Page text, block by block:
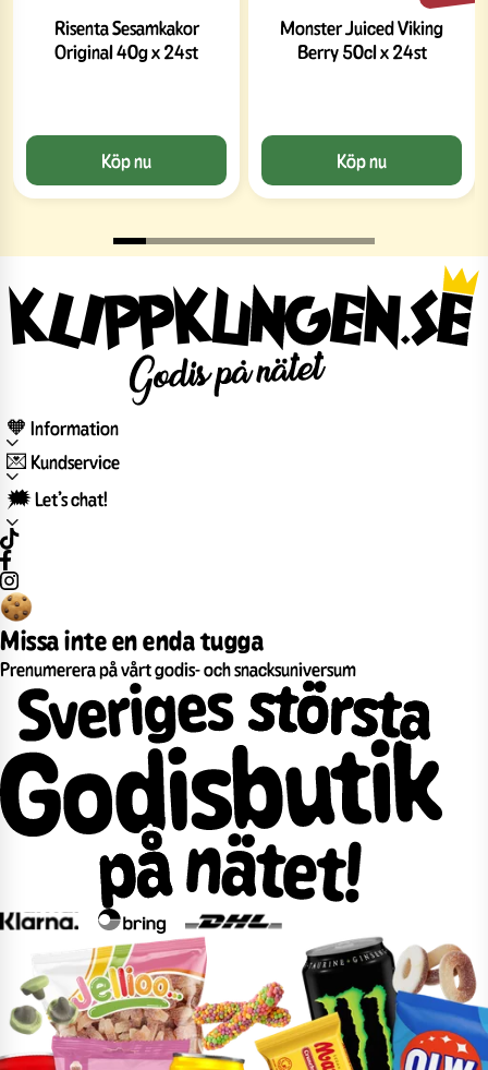
Risenta Sesamkakor
Original 40g x 24st
Köp nu
Monster Juiced Viking
Berry 50cl x 24st
Köp nu
Slide 1 of 8
🧡 Information
💌 Kundservice
🗯️ Let’s chat!
Missa inte en enda tugga
Prenumerera på vårt godis- och snacksuniversum